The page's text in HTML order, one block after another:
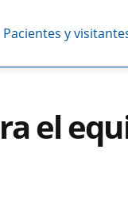
Pacientes y
el